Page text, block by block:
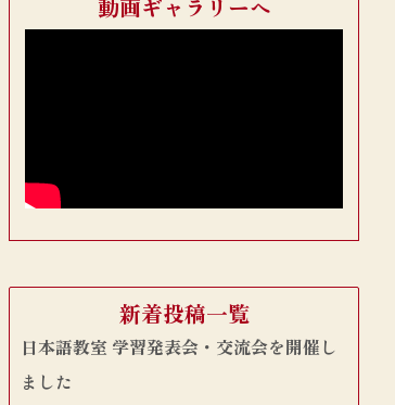
動画ギャラリーへ
新着投稿一覧
日本語教室 学習発表会・交流会を開催し
ました